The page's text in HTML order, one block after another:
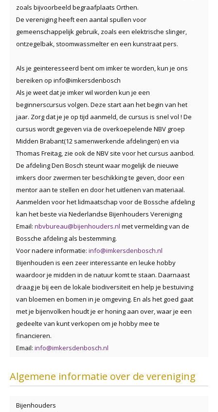
zoals bijvoorbeeld begraafplaats Orthen.
De vereniging heeft een aantal spullen voor
gemeenschappelijk gebruik, zoals een elektrische slinger,
ontzegelbak, stoomwassmelter en een kunstraat pers.
Als je geinteresseerd bent om imker te worden, kun je ons
bereiken op info@imkersdenbosch
Als je weet dat je imker wil worden kun je een
beginnerscursus volgen. Deze start aan het begin van het
jaar. Zorg dat je je op tijd aanmeld, de cursus is snel vol ! De
cursus wordt gegeven via de overkoepelende NBV groep
Midden Brabant(12 samenwerkende afdelingen) en via
Thomas Freitag, zie ook de NBV site voor het cursus aanbod.
De afdeling Den Bosch steunt waar mogelijk de nieuwe
imkers door zwermen ter beschikking te geven, door een
mentor aan te stellen en door het uitlenen van materiaal.
Aanmelden voor het lidmaatschap voor de Bossche afdeling
kan het beste via Nederlandse Bijenhouders Vereniging
Email: nbvbureau@bijenhouders.nl met vermelding van de
Bossche afdeling als bestemming.
Voor nadere informatie: info@imkersdenbosch.nl
Bijenhouden is een zeer interessante en leuke hobby
waardoor je midden in de natuur komt te staan. Daarnaast
draag je bij een de lokale biodiversiteit en help je bestuiving
van bloemen en bomen in je omgeving. En als het goed gaat
met je bijenvolken houdt je er honing aan over, waar je een
gedeelte van kunt verkopen om je hobby mee te
financieren.
Email: info@imkersdenbosch.nl
Algemene informatie over de vereniging
Bijenhouders